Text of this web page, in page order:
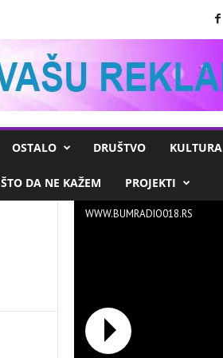
OSTALO DRUŠTVO KULTURA
ŠTO DA NE KAŽEM PROJEKTI
WWW.BUMRADIO018.RS